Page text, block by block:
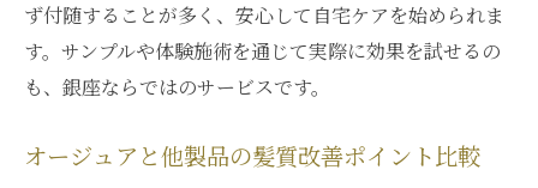
ず付随することが多く、安心して自宅ケアを始められま
す。サンプルや体験施術を通じて実際に効果を試せるの
も、銀座ならではのサービスです。
オージュアと他製品の髪質改善ポイント比較